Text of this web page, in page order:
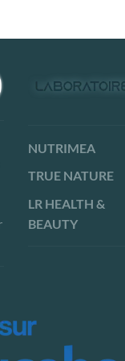
NUTRIMEA
TRUE NATURE
LR HEALTH &
BEAUTY